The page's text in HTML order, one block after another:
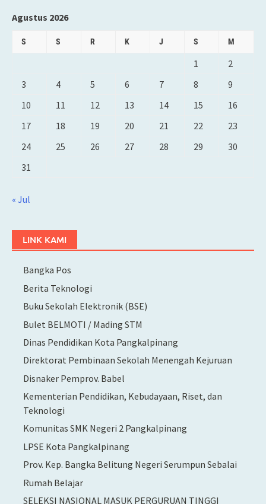
Agustus 2026
S S R K J S M
1
2
3
4 5 6 7 8
9
10
11 12 13 14 15
16
17
18 19 20 21 22
23
24
25 26 27 28 29
30
31
« Jul
LINK KAMI
Bangka Pos
Berita Teknologi
Buku Sekolah Elektronik (BSE)
Bulet BELMOTI / Mading STM
Dinas Pendidikan Kota Pangkalpinang
Direktorat Pembinaan Sekolah Menengah Kejuruan
Disnaker Pemprov. Babel
Kementerian Pendidikan, Kebudayaan, Riset, dan
Teknologi
Komunitas SMK Negeri 2 Pangkalpinang
LPSE Kota Pangkalpinang
Prov. Kep. Bangka Belitung Negeri Serumpun Sebalai
Rumah Belajar
SELEKSI NASIONAL MASUK PERGURUAN TINGGI